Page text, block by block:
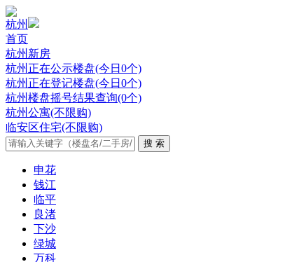
杭州
首页
杭州新房
杭州正在公示楼盘(今日0个)
杭州正在登记楼盘(今日0个)
杭州楼盘摇号结果查询(0个)
杭州公寓(不限购)
临安区住宅(不限购)
申花
钱江
临平
良渚
下沙
绿城
万科